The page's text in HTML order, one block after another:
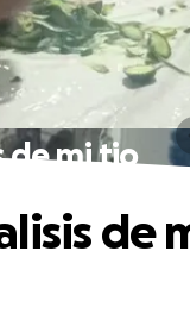
de mi tio
de